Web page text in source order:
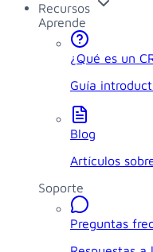
Recursos
Aprende
¿Qué es un
Guía
Blog
Artículos
Soporte
Preguntas